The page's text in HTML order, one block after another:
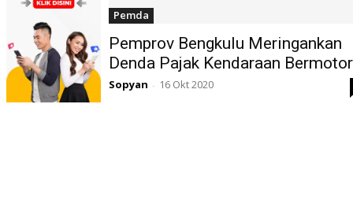
Pemda
Pemprov Bengkulu Meringankan
Denda Pajak Kendaraan Bermotor
Sopyan - 16 Okt 2020